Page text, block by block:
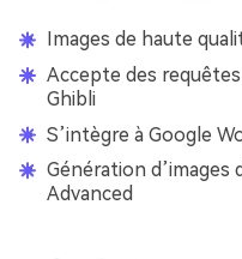
Images de haute
Accepte des
Ghibli
S’intègre à Google
Génération d’images
Advanced